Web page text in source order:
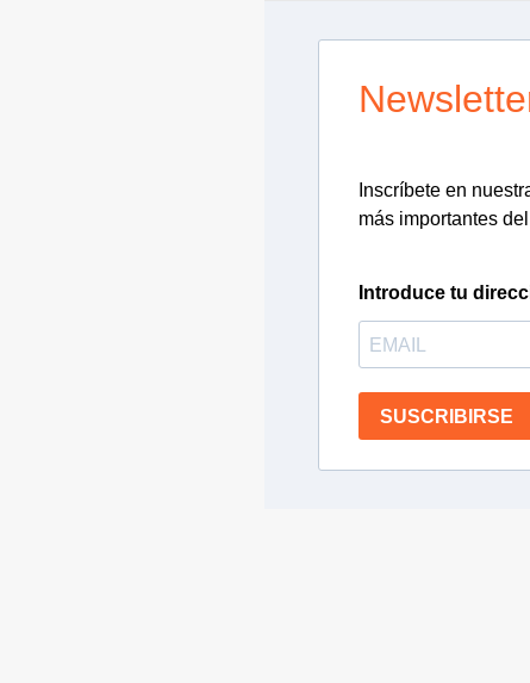
Inscríbete en
más importantes
Introduce tu
SUSCRIBIRSE